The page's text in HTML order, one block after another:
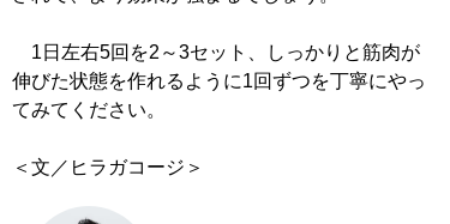
1日左右5回を2～3セット、しっかりと筋肉が
伸びた状態を作れるように1回ずつを丁寧にやっ
てみてください。
＜文／ヒラガコージ＞